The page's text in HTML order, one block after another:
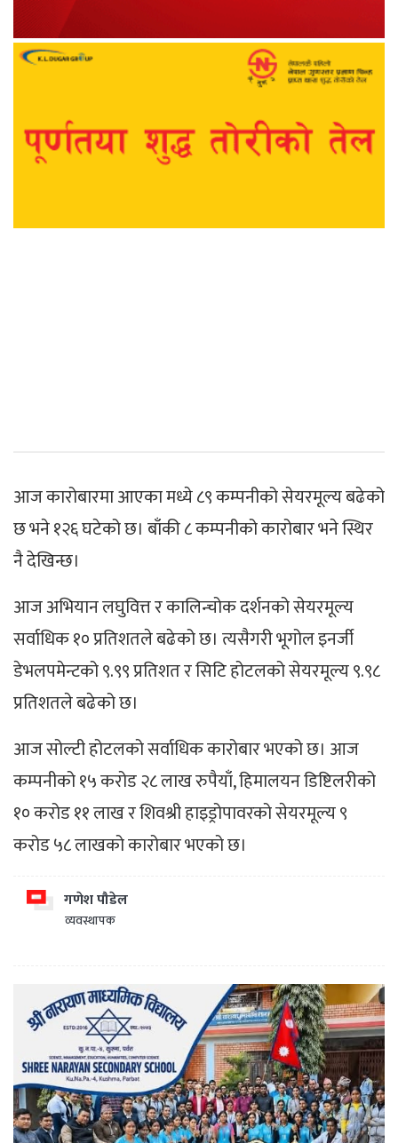
आज कारोबारमा आएका मध्ये ८९ कम्पनीको सेयरमूल्य बढेको
छ भने १२६ घटेको छ। बाँकी ८ कम्पनीको कारोबार भने स्थिर
नै देखिन्छ।
आज अभियान लघुवित्त र कालिन्चोक दर्शनको सेयरमूल्य
सर्वाधिक १० प्रतिशतले बढेको छ। त्यसैगरी भूगोल इनर्जी
डेभलपमेन्टको ९.९९ प्रतिशत र सिटि होटलको सेयरमूल्य ९.९८
प्रतिशतले बढेको छ।
आज सोल्टी होटलको सर्वाधिक कारोबार भएको छ। आज
कम्पनीको १५ करोड २८ लाख रुपैयाँ, हिमालयन डिष्टिलरीको
१० करोड ११ लाख र शिवश्री हाइड्रोपावरको सेयरमूल्य ९
करोड ५८ लाखको कारोबार भएको छ।
गणेश पौडेल
व्यवस्थापक